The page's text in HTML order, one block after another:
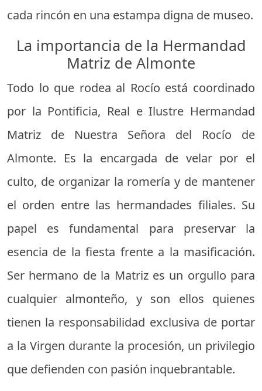
cada rincón en una estampa digna de museo.
La importancia de la Hermandad
Matriz de Almonte
Todo lo que rodea al Rocío está coordinado
por la Pontificia, Real e Ilustre Hermandad
Matriz de Nuestra Señora del Rocío de
Almonte. Es la encargada de velar por el
culto, de organizar la romería y de mantener
el orden entre las hermandades filiales. Su
papel es fundamental para preservar la
esencia de la fiesta frente a la masificación.
Ser hermano de la Matriz es un orgullo para
cualquier almonteño, y son ellos quienes
tienen la responsabilidad exclusiva de portar
a la Virgen durante la procesión, un privilegio
que defienden con pasión inquebrantable.